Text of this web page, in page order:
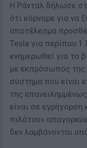
Η Ράνταλ δήλωσε
ότι κόρναρε για να
αποτέλεσμα
Tesla για περίπου 1
ενημερωθεί για το
με εκπρόσωπος της
σύστημα που είναι
της
είναι σε εγρήγορση
πιλότου»
δεν λαμβάνονται